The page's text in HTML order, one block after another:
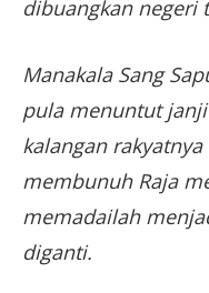
dibuangkan negeri
Manakala Sang
pula menuntut
kalangan
membunuh Raja
memadailah
diganti.